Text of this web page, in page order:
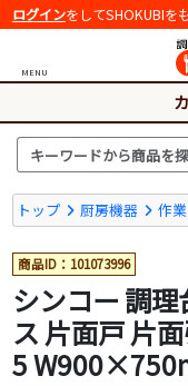
ログインをしてSHOKUBIを
MENU
トップ 厨房機器 作
商品ID：101073996
シンコー 調理
ス 片面戸 片
5